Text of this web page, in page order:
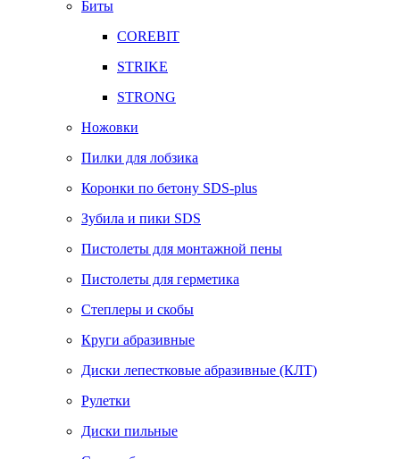
Биты
COREBIT
STRIKE
STRONG
Ножовки
Пилки для лобзика
Коронки по бетону SDS-plus
Зубила и пики SDS
Пистолеты для монтажной пены
Пистолеты для герметика
Степлеры и скобы
Круги абразивные
Диски лепестковые абразивные (КЛТ)
Рулетки
Диски пильные